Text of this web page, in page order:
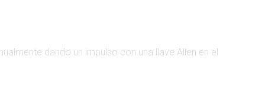
dando un impulso con una llave Allen en el